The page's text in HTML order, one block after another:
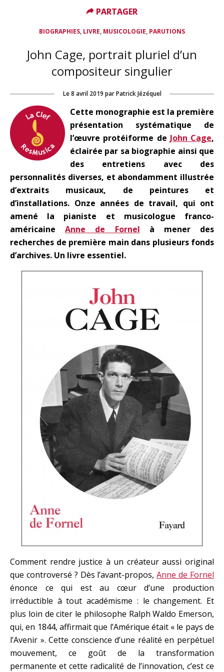
BIOGRAPHIES, LIVRE, MUSICOLOGIE, PARUTIONS
John Cage, portrait pluriel d’un
compositeur singulier
Le8 avril 2019 par Patrick Jézéquel
Cette monographie est la première
présentation systématique de
l’œuvre protéiforme de John Cage,
éclairée par sa biographie ainsi que
des entretiens avec des
personnalités diverses, et abondamment illustrée
d’extraits musicaux, de peintures et
d’installations. Onze années de travail, qui ont
amené la pianiste et musicologue franco-
américaineAnne de Fornel à mener des
recherches de première main dans plusieurs fonds
d’archives. Un livre essentiel.
Comment rendre justice à un créateur aussi original
que controversé ? Dès l’avant-propos,Anne de Fornel
énonce ce qui est au cœur d’une production
irréductible à tout académisme : le changement. Et
plus loin de citer le philosophe Ralph Waldo Emerson,
qui, en 1844, affirmait que l’Amérique était « le pays de
l’Avenir ». Cette conscience d’une réalité en perpétuel
mouvement, ce goût de la transformation
permanente et cette radicalité de l’innovation, c’est ce
PARTAGER
PARTAGER